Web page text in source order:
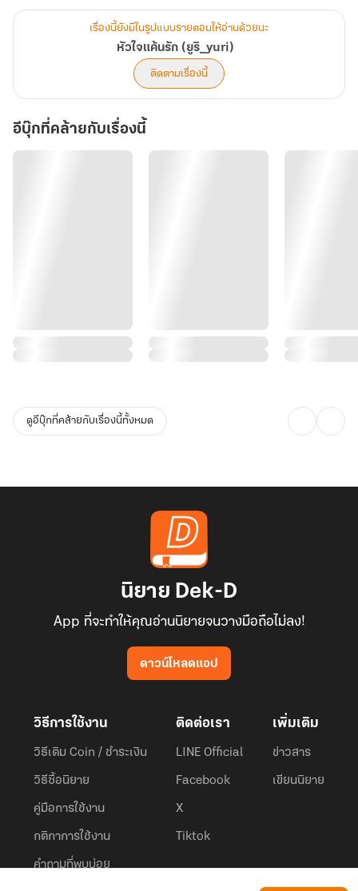
เรื่องนี้ยังมีในรูปแบบรายตอนให้อ่านด้วยนะ
หัวใจแค้นรัก (ยูริ_yuri)
ติดตามเรื่องนี้
อีบุ๊กที่คล้ายกับเรื่องนี้
ดูอีบุ๊กที่คล้ายกับเรื่องนี้ทั้งหมด
นิยาย Dek-D
App ที่จะทำให้คุณอ่านนิยายจนวางมือถือไม่ลง!
ดาวน์โหลดแอป
วิธีการใช้งาน
วิธีเติม Coin / ชำระเงิน
วิธีซื้อนิยาย
คู่มือการใช้งาน
กติกาการใช้งาน
คำถามที่พบบ่อย
ติดต่อเรา
LINE Official
Facebook
X
Tiktok
เพิ่มเติม
ข่าวสาร
เขียนนิยาย